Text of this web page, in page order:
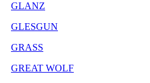
GLANZ
GLESGUN
GRASS
GREAT WOLF